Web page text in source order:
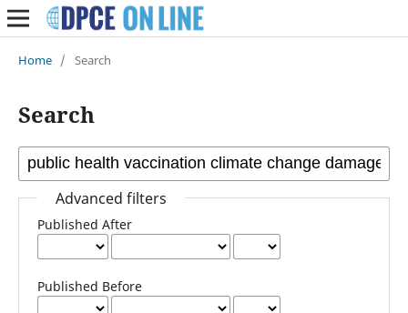
Home / Search
Search
Advanced filters
Published After
Published Before